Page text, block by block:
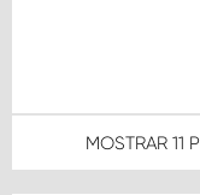
MOSTRAR 11